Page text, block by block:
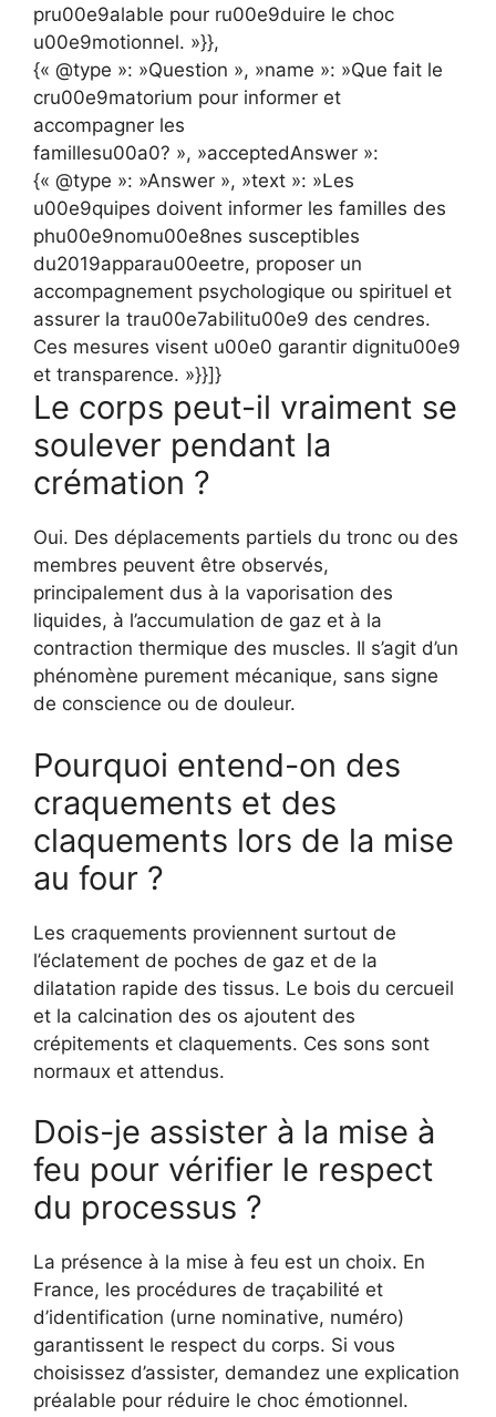
pru00e9alable pour ru00e9duire le choc
u00e9motionnel. »}},
{« @type »: »Question », »name »: »Que fait le
cru00e9matorium pour informer et
accompagner les
famillesu00a0? », »acceptedAnswer »:
{« @type »: »Answer », »text »: »Les
u00e9quipes doivent informer les familles des
phu00e9nomu00e8nes susceptibles
du2019apparau00eetre, proposer un
accompagnement psychologique ou spirituel et
assurer la trau00e7abilitu00e9 des cendres.
Ces mesures visent u00e0 garantir dignitu00e9
et transparence. »}}]}
Le corps peut-il vraiment se
soulever pendant la
crémation ?
Oui. Des déplacements partiels du tronc ou des
membres peuvent être observés,
principalement dus à la vaporisation des
liquides, à l’accumulation de gaz et à la
contraction thermique des muscles. Il s’agit d’un
phénomène purement mécanique, sans signe
de conscience ou de douleur.
Pourquoi entend-on des
craquements et des
claquements lors de la mise
au four ?
Les craquements proviennent surtout de
l’éclatement de poches de gaz et de la
dilatation rapide des tissus. Le bois du cercueil
et la calcination des os ajoutent des
crépitements et claquements. Ces sons sont
normaux et attendus.
Dois-je assister à la mise à
feu pour vérifier le respect
du processus ?
La présence à la mise à feu est un choix. En
France, les procédures de traçabilité et
d’identification (urne nominative, numéro)
garantissent le respect du corps. Si vous
choisissez d’assister, demandez une explication
préalable pour réduire le choc émotionnel.